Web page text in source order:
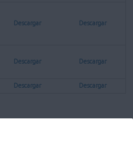
Descargar Descargar
Descargar Descargar
Descargar Descargar